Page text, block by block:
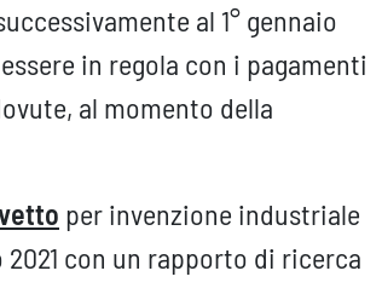
al 1° gennaio
in regola con i pagamenti
al momento della
per invenzione industriale
con un rapporto di ricerca